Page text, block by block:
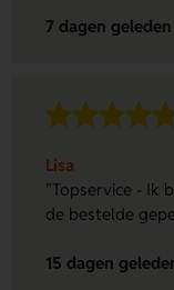
7 dagen geleden
Lisa
"Topservice - Ik
de bestelde
15 dagen